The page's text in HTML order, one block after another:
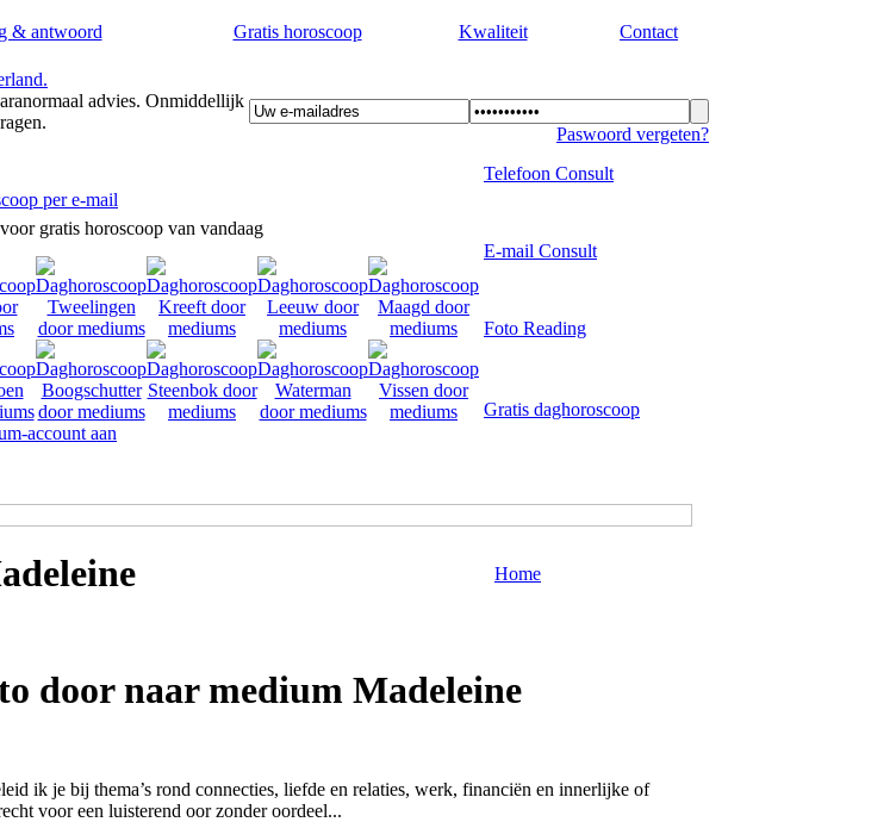
& antwoord Gratis horoscoop Kwaliteit Contact
advies. Onmiddellijk
Paswoord vergeten?
per e-mail
gratis horoscoop van vandaag
account aan
Telefoon Consult
E-mail Consult
Foto Reading
Gratis daghoroscoop
Home
door naar medium Madeleine
ik je bij thema’s rond connecties, liefde en relaties, werk, financiën en innerlijke of
voor een luisterend oor zonder oordeel...